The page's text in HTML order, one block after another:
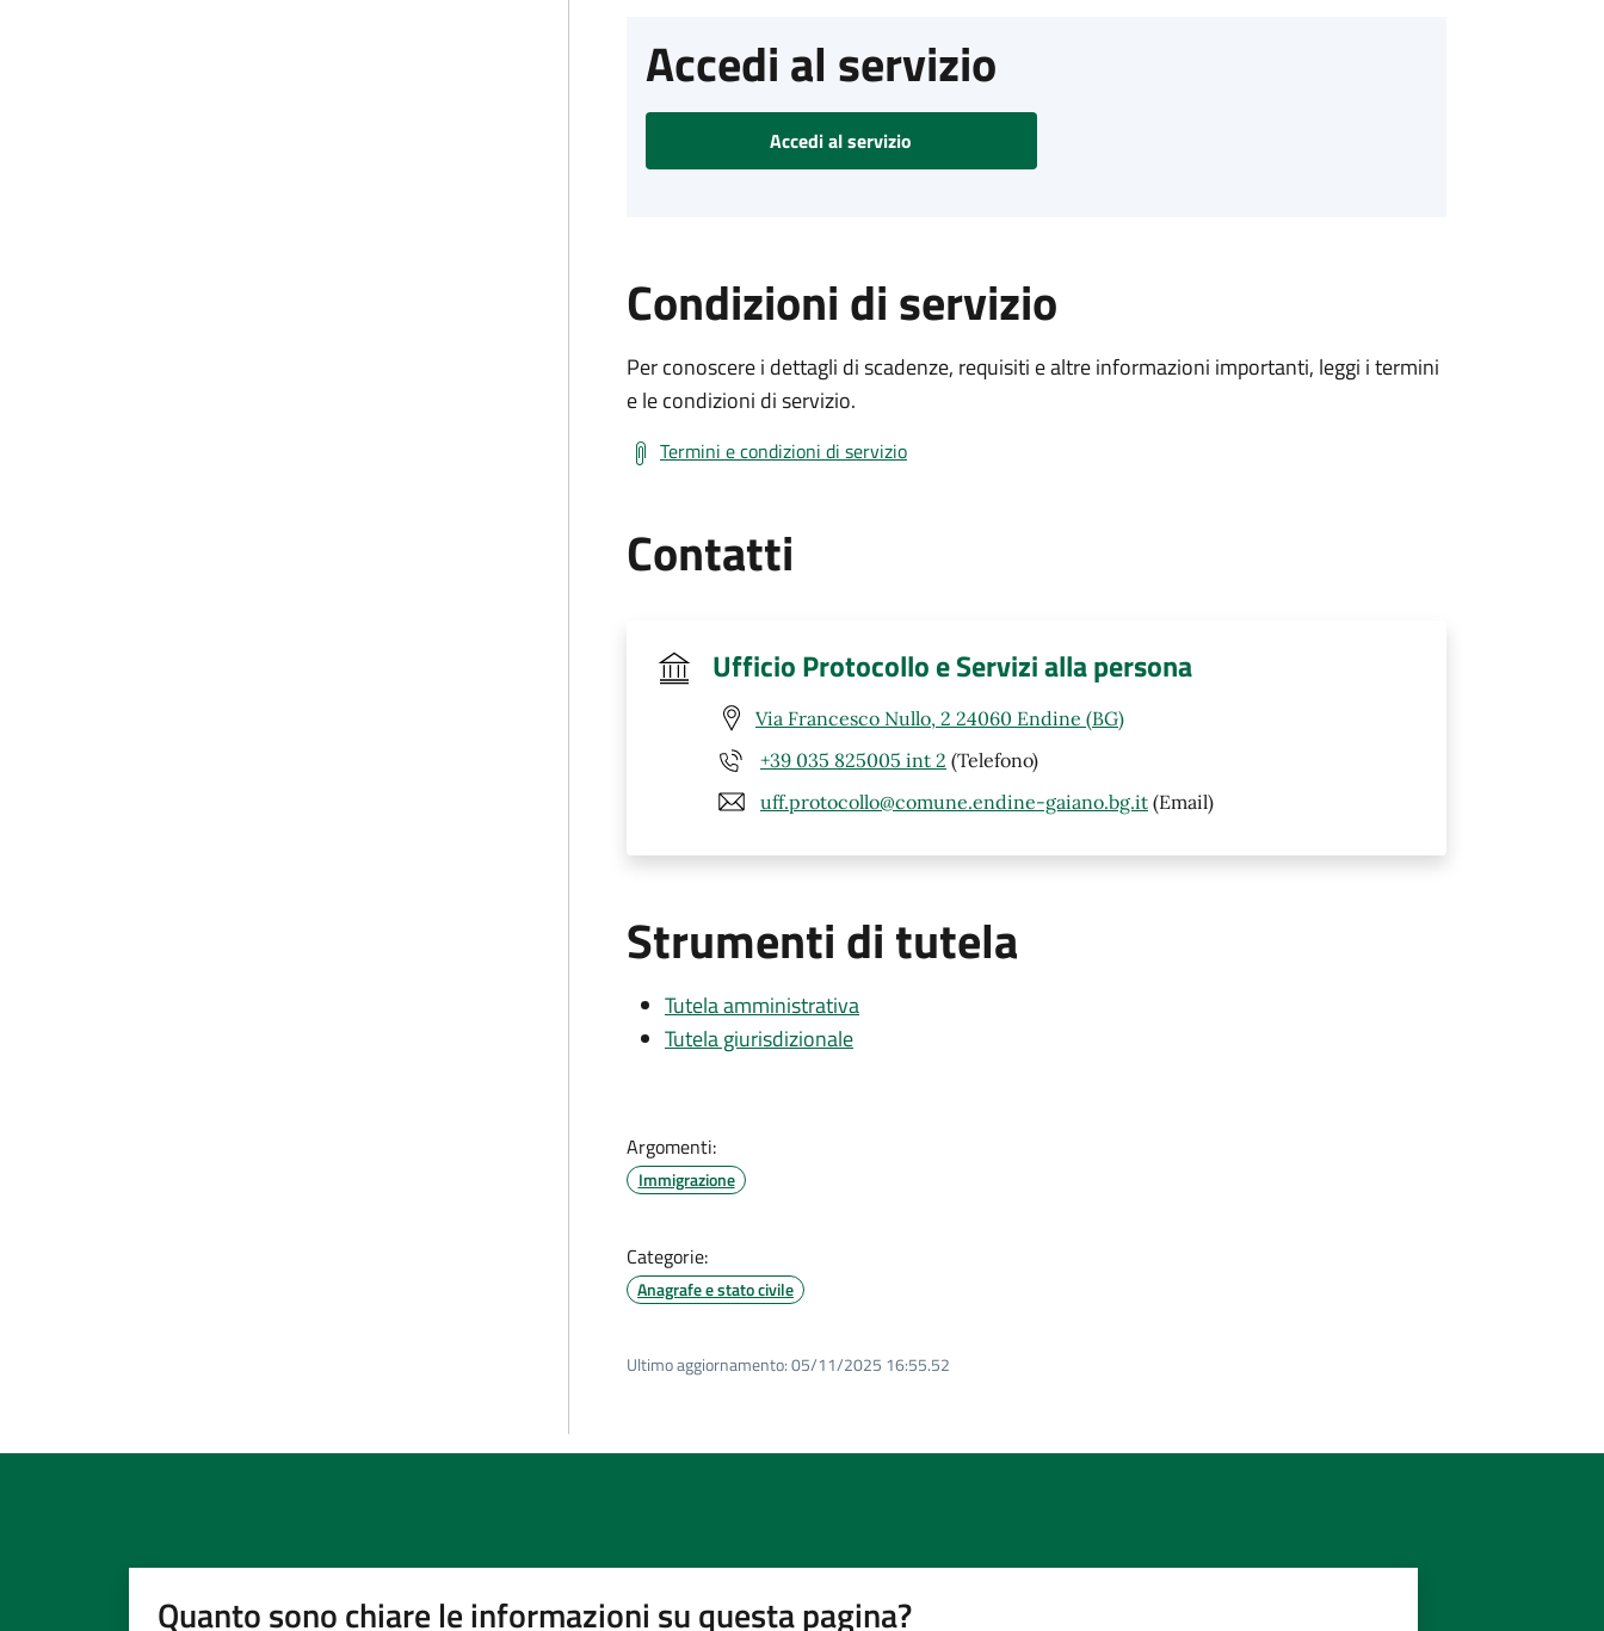
Accedi al servizio
Accedi al servizio
Condizioni di servizio
Per conoscere i dettagli di scadenze, requisiti e altre informazioni importanti, leggi i termini
e le condizioni di servizio.
Termini e condizioni di servizio
Contatti
Ufficio Protocollo e Servizi alla persona
Via Francesco Nullo, 2 24060 Endine (BG)
+39 035 825005 int 2 (Telefono)
uff.protocollo@comune.endine-gaiano.bg.it (Email)
Strumenti di tutela
Tutela amministrativa
Tutela giurisdizionale
Argomenti:
Immigrazione
Categorie:
Anagrafe e stato civile
Ultimo aggiornamento:05/11/2025 16:55.52
Quanto sono chiare le informazioni su questa pagina?